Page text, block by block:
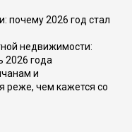
почему 2026 год стал
недвижимости:
2026 года
и
реже, чем кажется со